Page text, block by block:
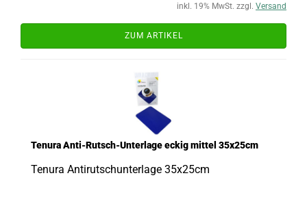
inkl. 19% MwSt. zzgl. Versand
ZUM ARTIKEL
Tenura Anti-Rutsch-Unterlage eckig mittel 35x25cm
Tenura Antirutschunterlage 35x25cm